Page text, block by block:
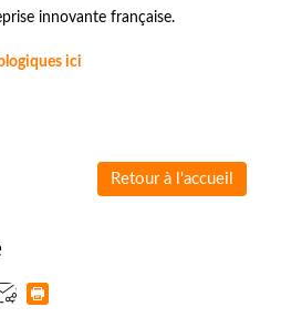
innovante française.
ici
Retour à l'accueil